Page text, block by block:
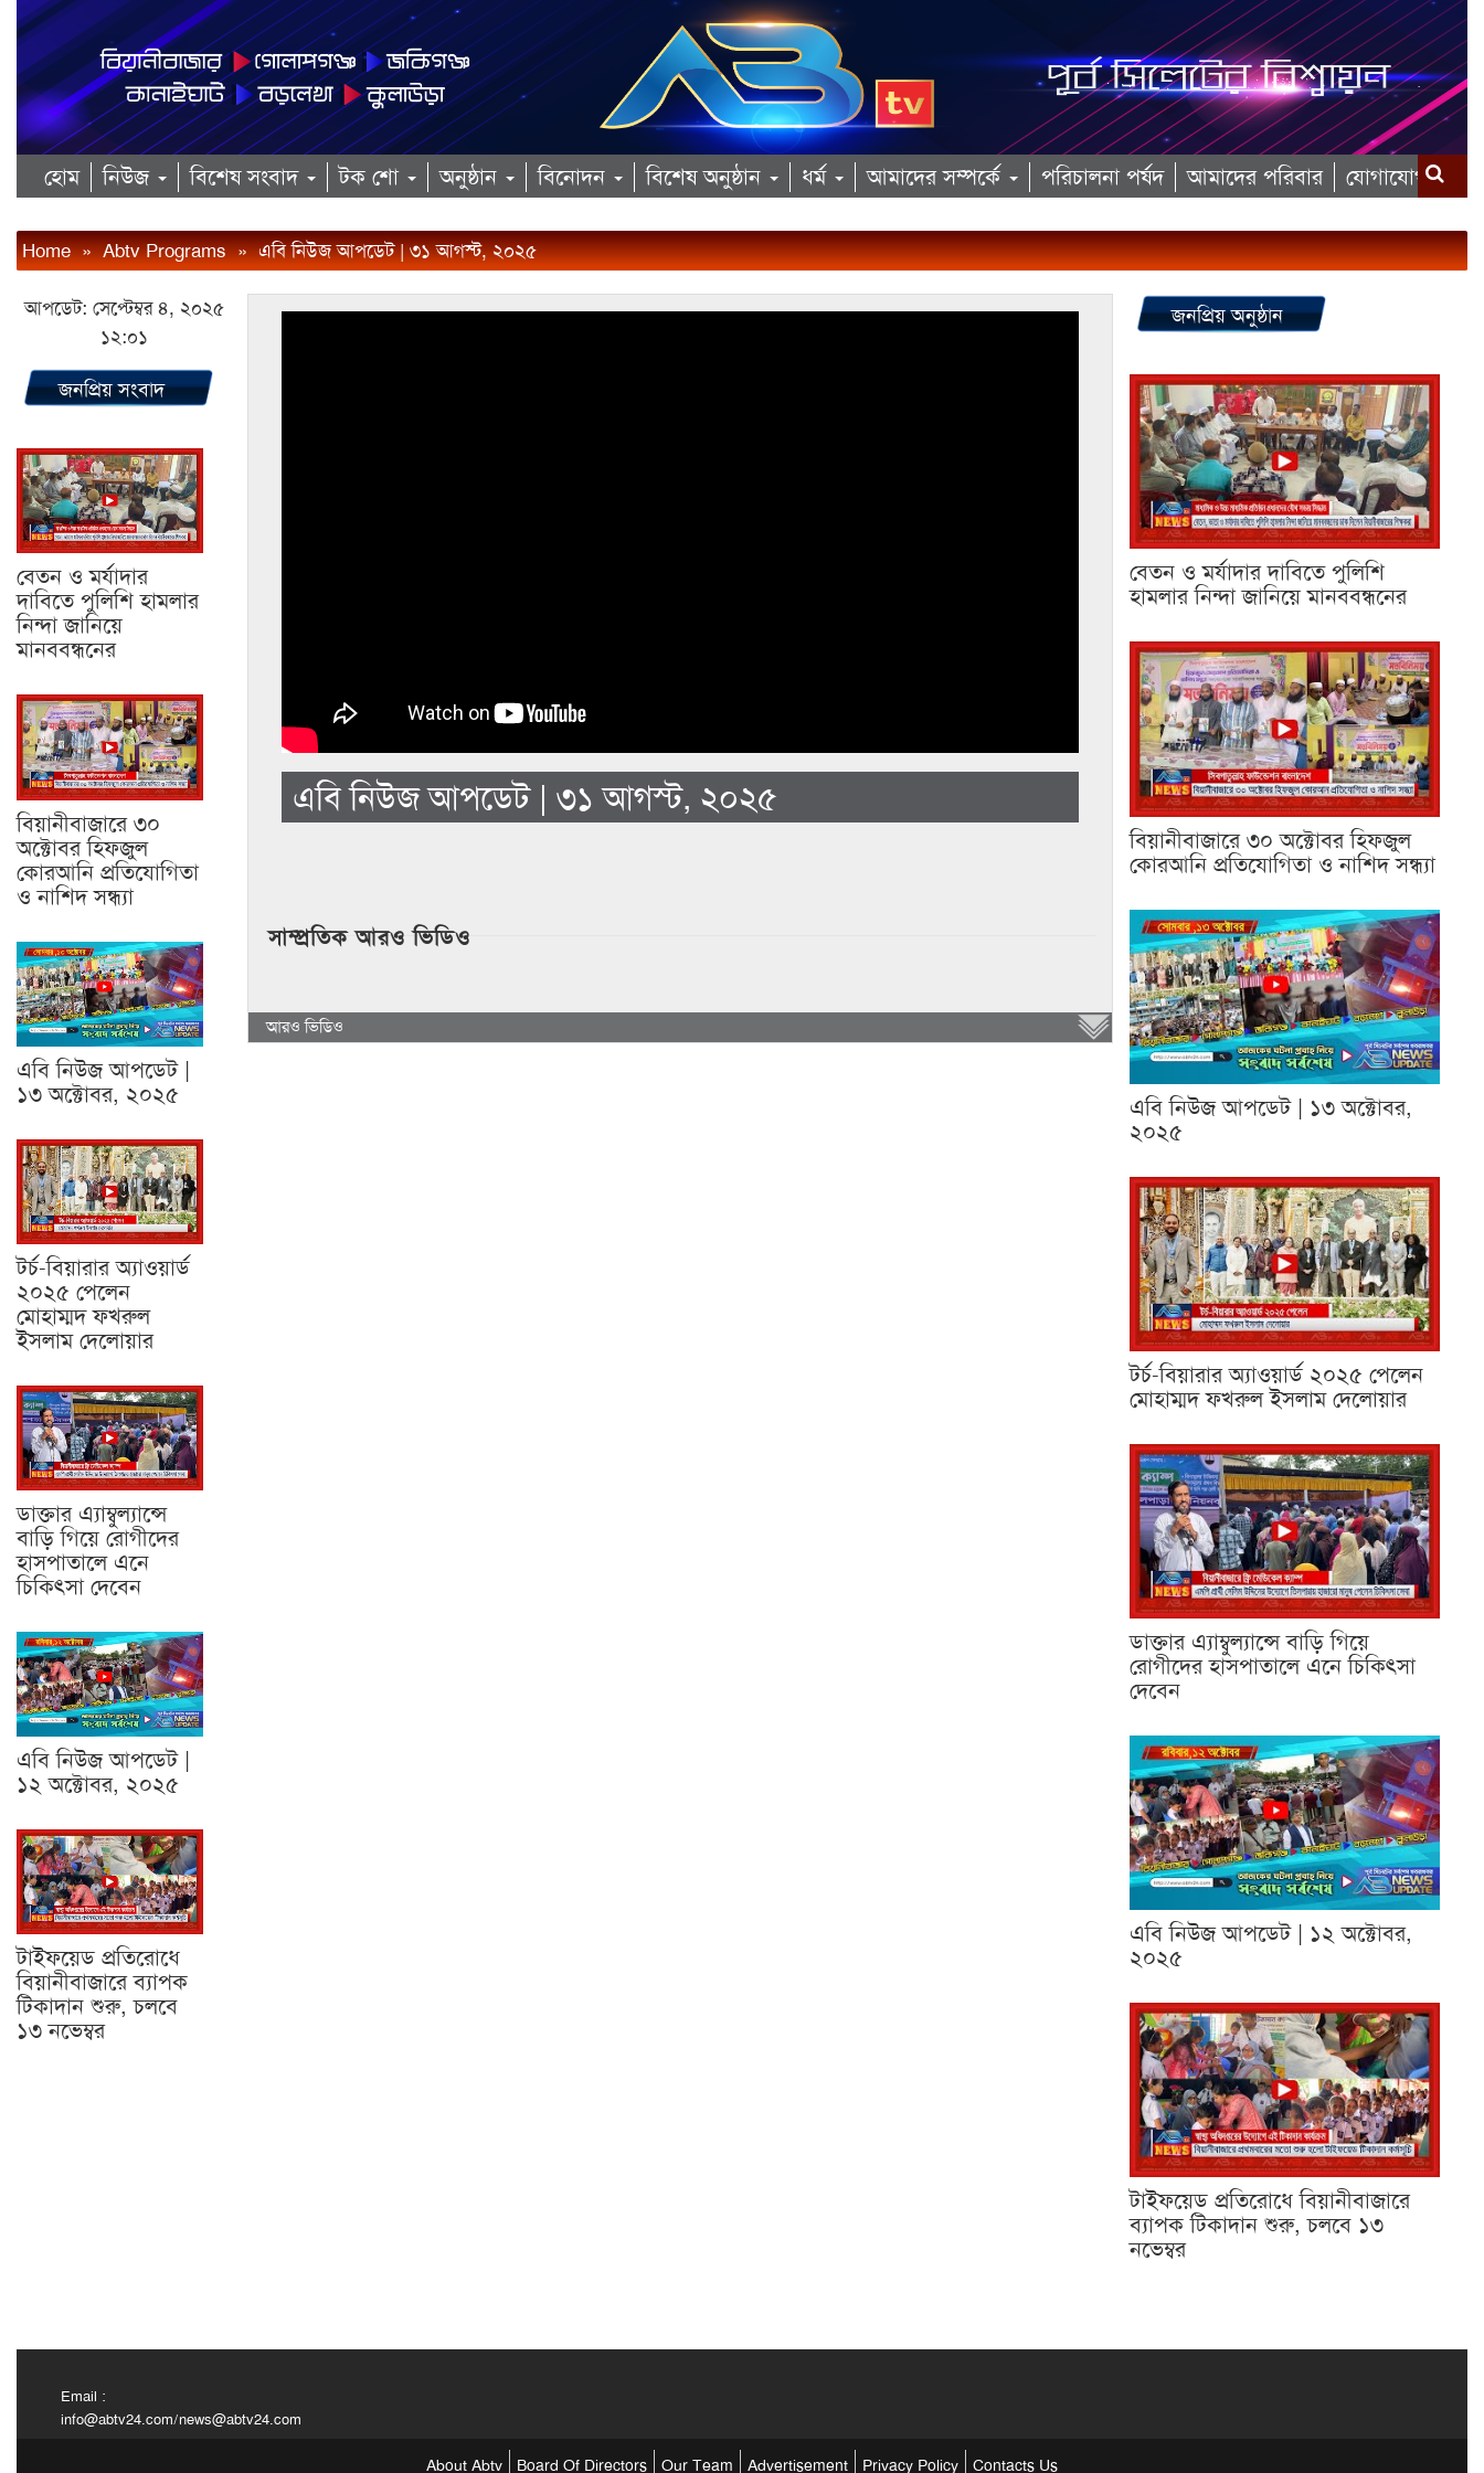
হোম নিউজ বিশেষ সংবাদ টক শো অনুষ্ঠান বিনোদন বিশেষ অনুষ্ঠান ধর্ম আমাদের সম্পর্কে পরিচালনা পর্ষদ আমাদের পরিবার যোগাযোগ
Home » Abtv Programs » এবি নিউজ আপডেট | ৩১ আগস্ট, ২০২৫
আপডেট: সেপ্টেম্বর ৪, ২০২৫
১২:০১
জনপ্রিয় সংবাদ
বেতন ও মর্যাদার
দাবিতে পুলিশি হামলার
নিন্দা জানিয়ে
মানববন্ধনের
বিয়ানীবাজারে ৩০
অক্টোবর হিফজুল
কোরআনি প্রতিযোগিতা
ও নাশিদ সন্ধ্যা
এবি নিউজ আপডেট |
১৩ অক্টোবর, ২০২৫
টর্চ-বিয়ারার অ্যাওয়ার্ড
২০২৫ পেলেন
মোহাম্মদ ফখরুল
ইসলাম দেলোয়ার
ডাক্তার এ্যাম্বুল্যান্সে
বাড়ি গিয়ে রোগীদের
হাসপাতালে এনে
চিকিৎসা দেবেন
এবি নিউজ আপডেট |
১২ অক্টোবর, ২০২৫
টাইফয়েড প্রতিরোধে
বিয়ানীবাজারে ব্যাপক
টিকাদান শুরু, চলবে
১৩ নভেম্বর
এবি নিউজ আপডেট | ৩১ আগস্ট, ২০২৫
সাম্প্রতিক আরও ভিডিও
আরও ভিডিও
জনপ্রিয় অনুষ্ঠান
বেতন ও মর্যাদার দাবিতে পুলিশি
হামলার নিন্দা জানিয়ে মানববন্ধনের
বিয়ানীবাজারে ৩০ অক্টোবর হিফজুল
কোরআনি প্রতিযোগিতা ও নাশিদ সন্ধ্যা
এবি নিউজ আপডেট | ১৩ অক্টোবর,
২০২৫
টর্চ-বিয়ারার অ্যাওয়ার্ড ২০২৫ পেলেন
মোহাম্মদ ফখরুল ইসলাম দেলোয়ার
ডাক্তার এ্যাম্বুল্যান্সে বাড়ি গিয়ে
রোগীদের হাসপাতালে এনে চিকিৎসা
দেবেন
এবি নিউজ আপডেট | ১২ অক্টোবর,
২০২৫
টাইফয়েড প্রতিরোধে বিয়ানীবাজারে
ব্যাপক টিকাদান শুরু, চলবে ১৩
নভেম্বর
Email :
info@abtv24.com/news@abtv24.com
About Abtv Board Of Directors Our Team Advertisement Privacy Policy Contacts Us